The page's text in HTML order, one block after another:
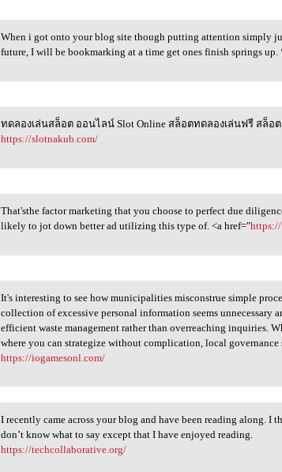
When i got onto your blog
When i got onto your blog site though putting attention simply
future, I will be bookmarking at a time get ones finish springs
ทดลองเล่นสล็อต ออนไลน์ Slot
ทดลองเล่นสล็อต ออนไลน์ Slot Online สล็อตทดลองเล่นฟรี สล็อต
https://slotnakub.com/
That'sthe factor marketing
That'sthe factor marketing that you choose to perfect due
likely to jot down better ad utilizing this type of. <a href="
It's interesting to see how
It's interesting to see how municipalities misconstrue simple
collection of excessive personal information seems unnecessary
efficient waste management rather than overreaching inquiries.
where you can strategize without complication, local
https://iogamesonl.com/
I recently came across your
I recently came across your blog and have been reading along. I
don’t know what to say except that I have enjoyed reading.
https://techcollaborative.org/